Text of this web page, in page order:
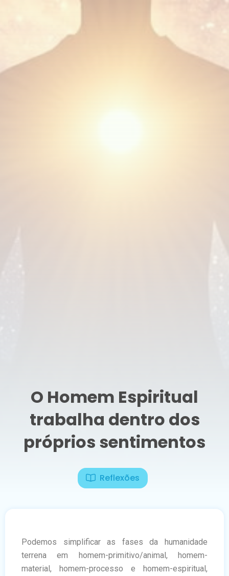
O Homem Espiritual
trabalha dentro dos
próprios sentimentos
Reflexões
Podemos simplificar as fases da humanidade
terrena em homem-primitivo/animal, homem-
material, homem-processo e homem-espiritual,